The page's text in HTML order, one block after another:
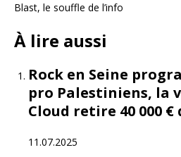
Blast, le souffle de l’info
À lire aussi
Rock en Seine
pro Palestiniens, la
Cloud retire 40 000
11.07.2025